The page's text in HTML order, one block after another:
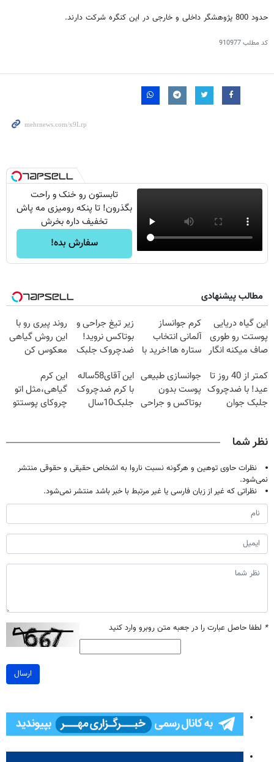
حدود 800 پژوهشگر داخلی و خارجی در این کنگره شرکت دارند.
کد مطلب910977
تابستون رو خنک و راحت
بگذرون! تا پنکه رومیزی مه پاش
تخفیف داره بخرش
سفارش بده!
مطالب پیشنهادی
این گیاه دریایی
پوستت رو طوری
صاف میکنه انگار
شدی🔥
کرم جوانساز
آلمانی انتخاب
ستاره ها!خرید با
زیر تیغ جراحی و
بوتاکس نروید!
ضدچروک جلبک
روند پیری رو با
این روش گیاهی
معکوس کن
کمتر از 40 روز تا
عید! با ضدچروک
جلبک جوان
جوانسازی طبیعی
پوست بدون
بوتاکس و جراحی
این آقای58ساله
با کرم ضدچروک
جلبک10سال
تخفیف)
این کرم
گیاهی،مثل اتو
چروکای پوستتو
ویژه
نظر شما
نظرات حاوی توهین و هرگونه نسبت ناروا به اشخاص حقیقی و حقوقی منتشر
نمی‌شود.
نظراتی که غیر از زبان فارسی یا غیر مرتبط با خبر باشد منتشر نمی‌شود.
* لطفا حاصل عبارت را در جعبه متن روبرو وارد کنید
ارسال